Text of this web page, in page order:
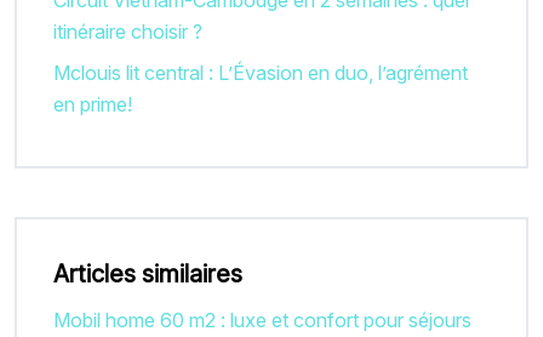
itinéraire choisir ?
Mclouis lit central : L’Évasion en duo, l’agrément
en prime!
Articles similaires
Mobil home 60 m2 : luxe et confort pour séjours